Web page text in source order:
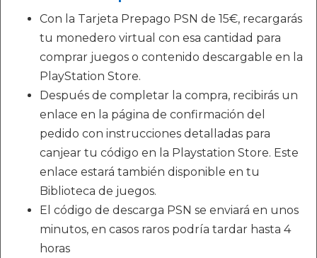
Con la Tarjeta Prepago PSN de 15€, recargarás
tu monedero virtual con esa cantidad para
comprar juegos o contenido descargable en la
PlayStation Store.
Después de completar la compra, recibirás un
enlace en la página de confirmación del
pedido con instrucciones detalladas para
canjear tu código en la Playstation Store. Este
enlace estará también disponible en tu
Biblioteca de juegos.
El código de descarga PSN se enviará en unos
minutos, en casos raros podría tardar hasta 4
horas